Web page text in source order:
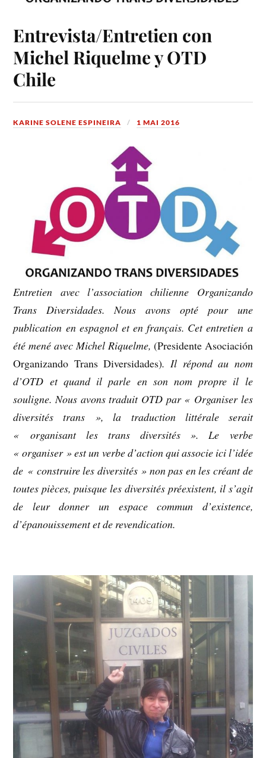
Entrevista/Entretien con
Michel Riquelme y OTD
Chile
KARINE SOLENE ESPINEIRA 1 MAI 2016
Entretien avec l’association chilienne Organizando
Trans Diversidades. Nous avons opté pour une
publication en espagnol et en français. Cet entretien a
été mené avec Michel Riquelme, (Presidente Asociación
Organizando Trans Diversidades). Il répond au nom
d’OTD et quand il parle en son nom propre il le
souligne. Nous avons traduit OTD par « Organiser les
diversités trans », la traduction littérale serait
« organisant les trans diversités ». Le verbe
« organiser » est un verbe d’action qui associe ici l’idée
de « construire les diversités » non pas en les créant de
toutes pièces, puisque les diversités préexistent, il s’agit
de leur donner un espace commun d’existence,
d’épanouissement et de revendication.